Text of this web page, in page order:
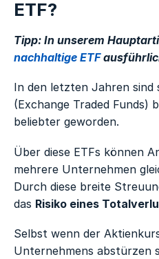
ETF?
Tipp: In unserem
nachhaltige ETF
In den letzten Jahren sind
(Exchange Traded Funds)
beliebter geworden.
Über diese ETFs können
mehrere Unternehmen
Durch diese breite
das Risiko eines
Selbst wenn der
Unternehmens abstürzen